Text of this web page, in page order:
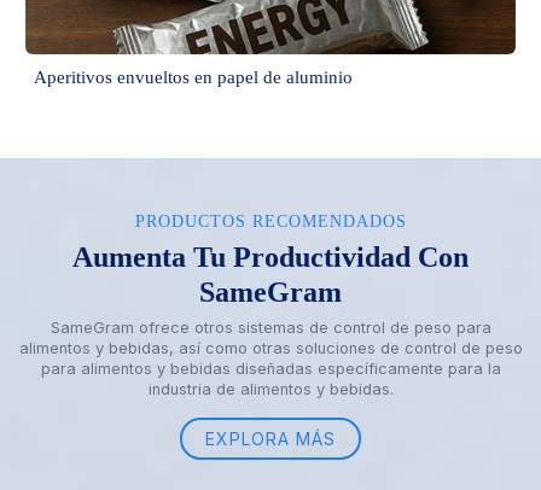
Aperitivos envueltos en papel de aluminio
PRODUCTOS RECOMENDADOS
Aumenta Tu Productividad Con
SameGram
SameGram ofrece otros sistemas de control de peso para
alimentos y bebidas, así como otras soluciones de control de peso
para alimentos y bebidas diseñadas específicamente para la
industria de alimentos y bebidas.
EXPLORA MÁS